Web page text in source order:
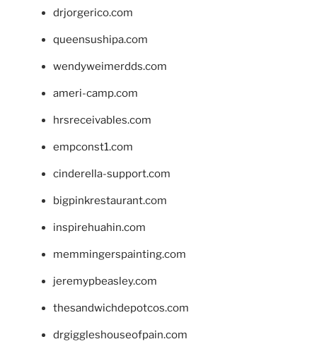
drjorgerico.com
queensushipa.com
wendyweimerdds.com
ameri-camp.com
hrsreceivables.com
empconst1.com
cinderella-support.com
bigpinkrestaurant.com
inspirehuahin.com
memmingerspainting.com
jeremypbeasley.com
thesandwichdepotcos.com
drgiggleshouseofpain.com